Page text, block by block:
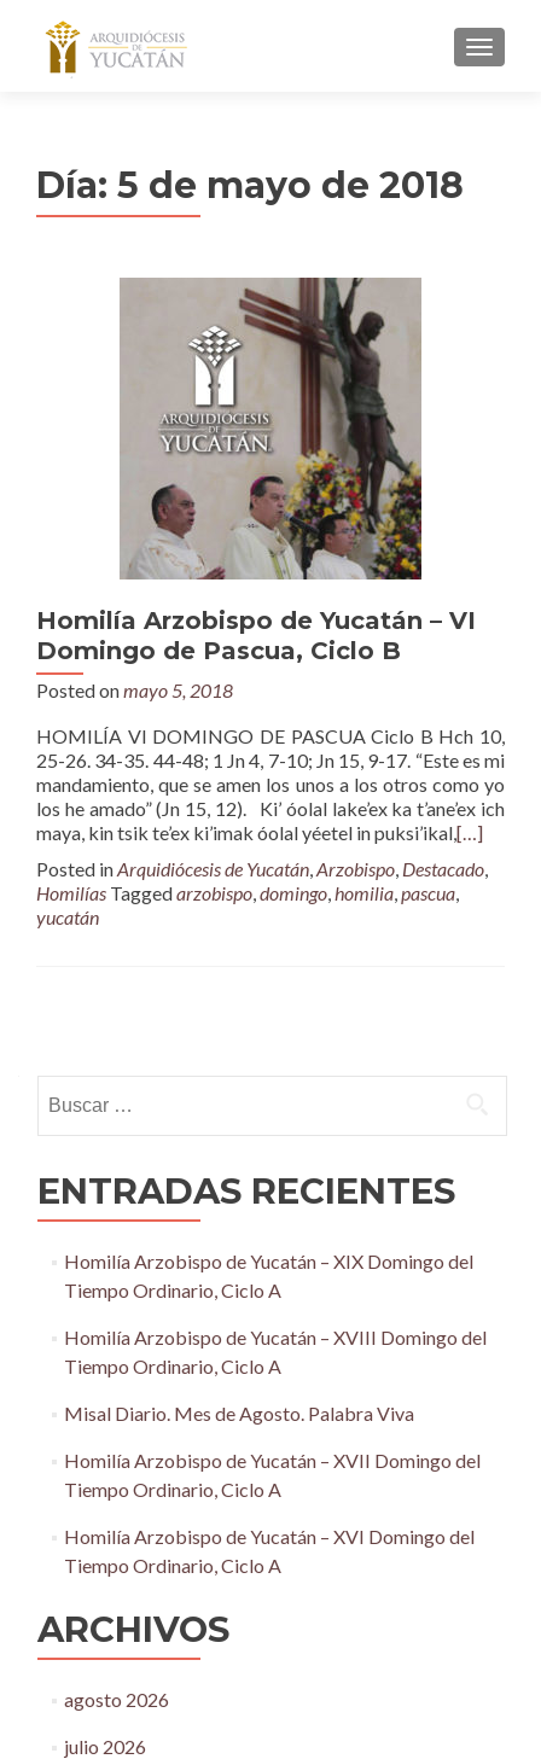
MENU
Día: 5 de mayo de 2018
Homilía Arzobispo de Yucatán – VI
Domingo de Pascua, Ciclo B
Posted onmayo 5, 2018
HOMILÍA VI DOMINGO DE PASCUA Ciclo B Hch 10,
25-26. 34-35. 44-48; 1 Jn 4, 7-10; Jn 15, 9-17. “Este es mi
mandamiento, que se amen los unos a los otros como yo
los he amado” (Jn 15, 12). Ki’ óolal lake’ex ka t’ane’ex ich
maya, kin tsik te’ex ki’imak óolal yéetel in puksi’ikal,[…]
Posted inArquidiócesis de Yucatán,Arzobispo, Destacado,
Homilías Taggedarzobispo,domingo,homilia,pascua,
yucatán
navigation
ENTRADAS RECIENTES
Homilía Arzobispo de Yucatán – XIX Domingo del
Tiempo Ordinario, Ciclo A
Homilía Arzobispo de Yucatán – XVIII Domingo del
Tiempo Ordinario, Ciclo A
Misal Diario. Mes de Agosto. Palabra Viva
Homilía Arzobispo de Yucatán – XVII Domingo del
Tiempo Ordinario, Ciclo A
Homilía Arzobispo de Yucatán – XVI Domingo del
Tiempo Ordinario, Ciclo A
ARCHIVOS
agosto 2026
julio 2026